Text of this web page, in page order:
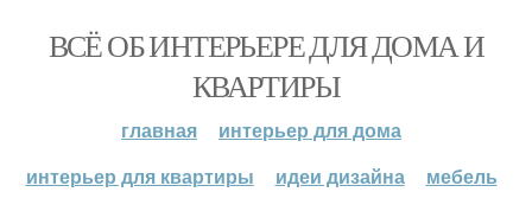
ВСЁ ОБ ИНТЕРЬЕРЕ ДЛЯ ДОМА И
КВАРТИРЫ
главная
интерьер для дома
интерьер для квартиры
идеи дизайна мебель